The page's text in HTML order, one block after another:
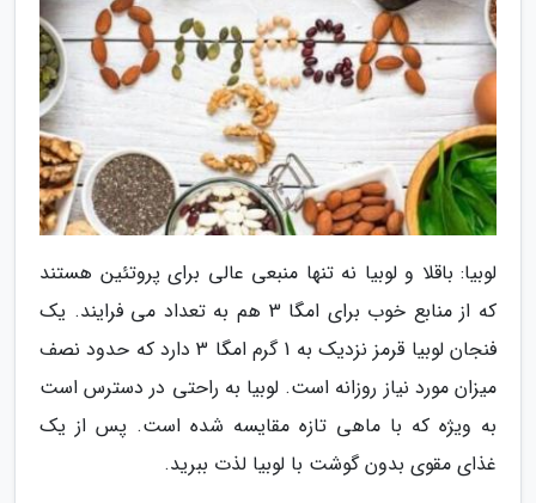
لوبیا: باقلا و لوبیا نه تنها منبعی عالی برای پروتئین هستند
که از منابع خوب برای امگا 3 هم به تعداد می فرایند. یک
فنجان لوبیا قرمز نزدیک به 1 گرم امگا 3 دارد که حدود نصف
میزان مورد نیاز روزانه است. لوبیا به راحتی در دسترس است
به ویژه که با ماهی تازه مقایسه شده است. پس از یک
غذای مقوی بدون گوشت با لوبیا لذت ببرید.